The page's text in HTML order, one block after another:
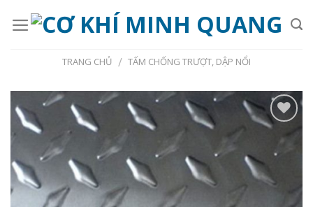
TRANG CHỦ / TẤM CHỐNG TRƯỢT, DẬP NỔI
Add to